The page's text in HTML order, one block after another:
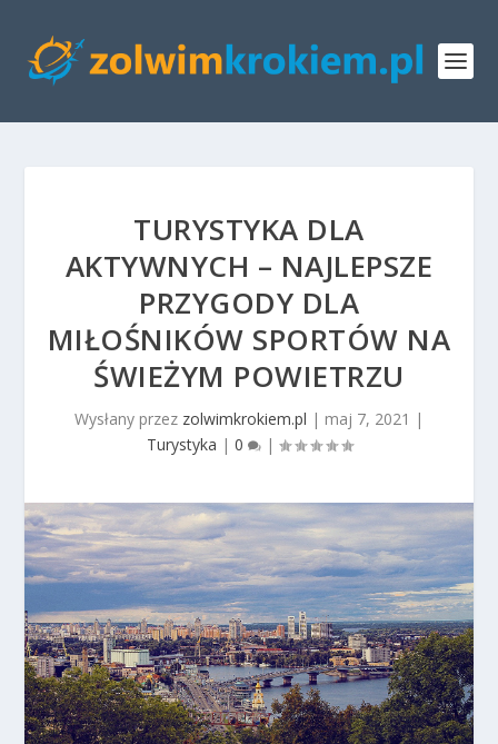
TURYSTYKA DLA
AKTYWNYCH – NAJLEPSZE
PRZYGODY DLA
MIŁOŚNIKÓW SPORTÓW NA
ŚWIEŻYM POWIETRZU
Wysłany przez zolwimkrokiem.pl | maj 7, 2021 |
Turystyka | 0 |